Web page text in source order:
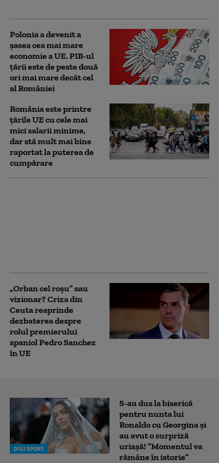
Polonia a devenit a
șasea cea mai mare
economie a UE. PIB-ul
țării este de peste două
ori mai mare decât cel
al României
România este printre
țările UE cu cele mai
mici salarii minime,
dar stă mult mai bine
raportat la puterea de
cumpărare
„Orban cel roșu” sau
vizionar? Criza din
Ceuta reaprinde
dezbaterea despre
rolul premierului
spaniol Pedro Sanchez
în UE
DIGI SPORT
S-au dus la biserică
pentru nunta lui
Ronaldo cu Georgina și
au avut o surpriză
uriașă! ”Momentul va
rămâne în istorie”